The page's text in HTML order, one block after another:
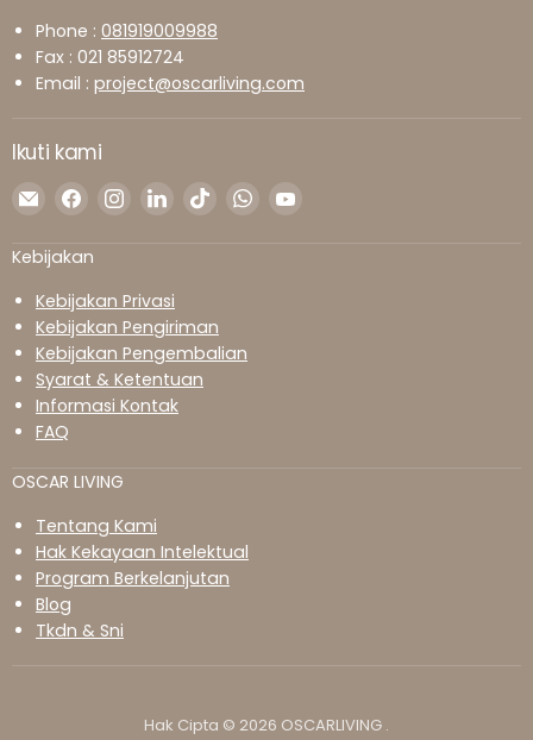
Phone : 081919009988
Fax : 021 85912724
Email : project@oscarliving.com
Ikuti kami
Temukan
di
Surel
TemukanTemukanTemukanTemukanTemukan
Kebijakan
Kebijakan Privasi
Kebijakan Pengiriman
Kebijakan Pengembalian
Syarat & Ketentuan
Informasi Kontak
FAQ
OSCAR LIVING
Tentang Kami
Hak Kekayaan Intelektual
Program Berkelanjutan
Blog
Tkdn & Sni
Hak Cipta © 2026 OSCARLIVING .